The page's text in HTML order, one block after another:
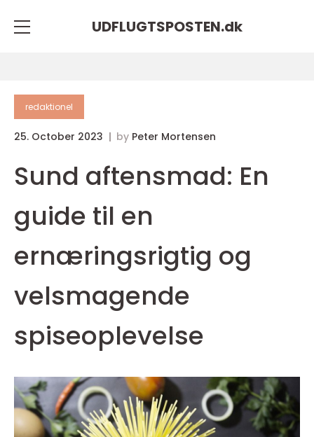
UDFLUGTSPOSTEN.dk
redaktionel
25. October 2023 by Peter Mortensen
Sund aftensmad: En
guide til en
ernæringsrigtig og
velsmagende
spiseoplevelse